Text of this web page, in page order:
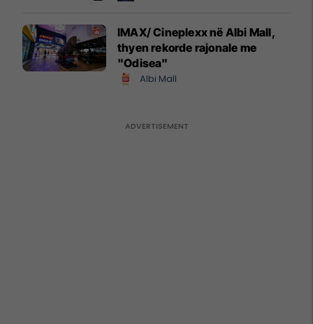
IMAX/ Cineplexx në Albi Mall,
thyen rekorde rajonale me
"Odisea"
Albi Mall